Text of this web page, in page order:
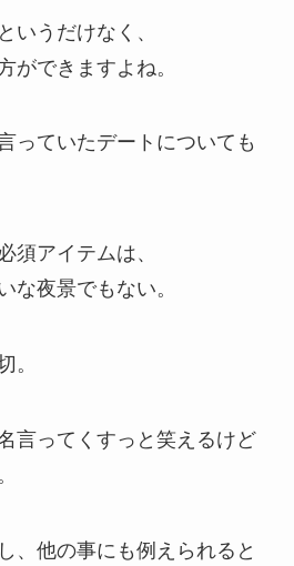
いうだけなく、
ができますよね。
っていたデートについても
須アイテムは、
な夜景でもない。
。
言ってくすっと笑えるけど
、他の事にも例えられると